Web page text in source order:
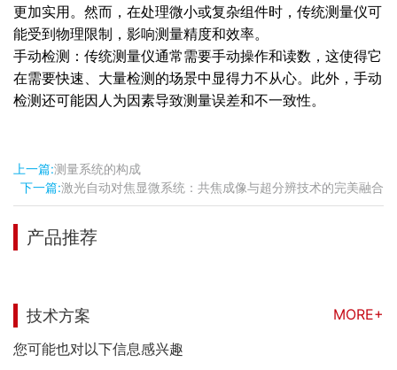
更加实用。然而，在处理微小或复杂组件时，传统测量仪可
能受到物理限制，影响测量精度和效率。
手动检测：传统测量仪通常需要手动操作和读数，这使得它
在需要快速、大量检测的场景中显得力不从心。此外，手动
检测还可能因人为因素导致测量误差和不一致性。
上一篇:测量系统的构成
下一篇:激光自动对焦显微系统：共焦成像与超分辨技术的完美融合
产品推荐
技术方案
MORE+
您可能也对以下信息感兴趣